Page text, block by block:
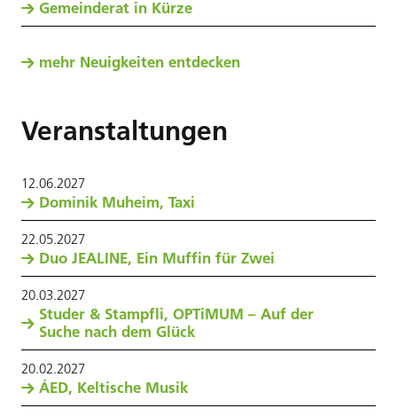
Gemeinderat in Kürze
mehr Neuigkeiten entdecken
Veranstaltungen
12.06.2027
Dominik Muheim, Taxi
22.05.2027
Duo JEALINE, Ein Muffin für Zwei
20.03.2027
Studer & Stampfli, OPTiMUM – Auf der
Suche nach dem Glück
20.02.2027
ÁED, Keltische Musik